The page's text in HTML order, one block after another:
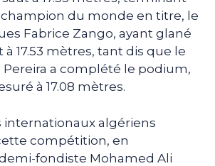
du monde en titre, le
Fabrice Zango, ayant glané
à 17.53 mètres, tant dis que le
a complété le podium,
à 17.08 mètres.
internationaux algériens
compétition, en
fondiste Mohamed Ali